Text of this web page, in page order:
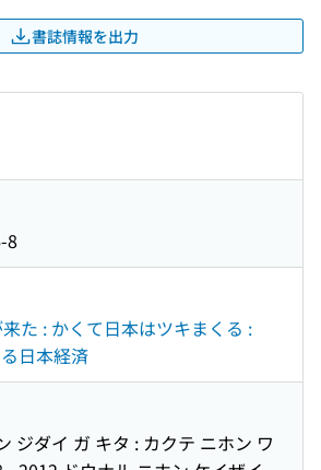
書誌情報を出力
8
た : かくて日本はツキまくる :
日本経済
ジダイ ガ キタ : カクテ ニホン ワ